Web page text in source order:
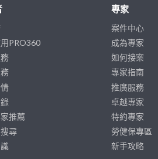
PRO360
推薦
尋
專家
案件中心
成為專家
如何接案
專家指南
推廣服務
卓越專家
特約專家
勞健保專區
新手攻略